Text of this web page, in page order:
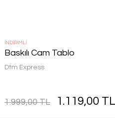
İNDİRİMLİ
Baskılı Cam Tablo
Dtm Express
1.999,00 TL 1.119,00 TL